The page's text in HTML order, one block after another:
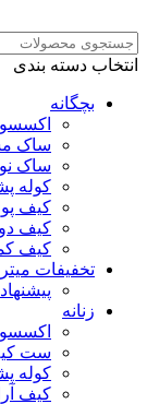
انتخاب دسته بندی
بچگانه
ساک
ساک
کوله
کیف
کیف
کیف
تخفیفات
زنانه
ست
کوله
کیف